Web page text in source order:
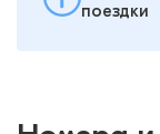
поездки